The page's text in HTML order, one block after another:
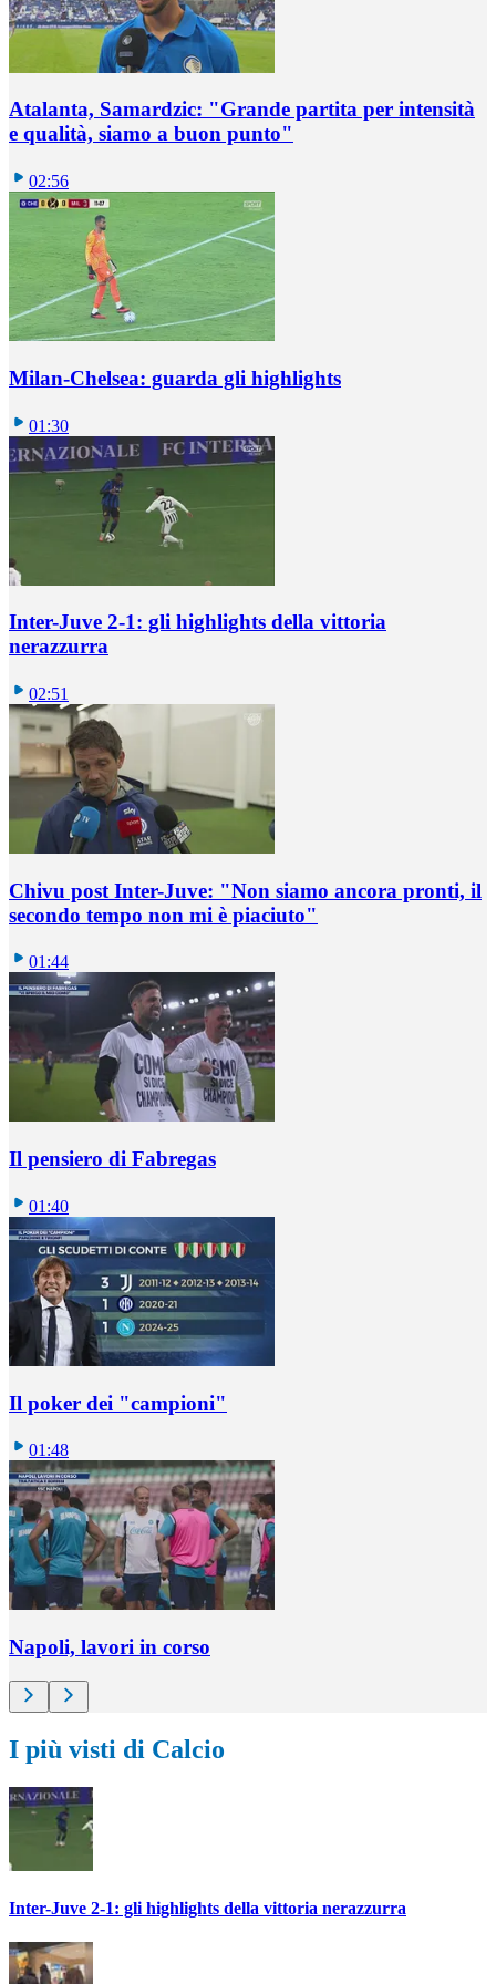
Atalanta, Samardzic: "Grande partita per intensità
e qualità, siamo a buon punto"
02:56
Milan-Chelsea: guarda gli highlights
01:30
Inter-Juve 2-1: gli highlights della vittoria
nerazzurra
02:51
Chivu post Inter-Juve: "Non siamo ancora pronti, il
secondo tempo non mi è piaciuto"
01:44
Il pensiero di Fabregas
01:40
Il poker dei "campioni"
01:48
Napoli, lavori in corso
I più visti di Calcio
Inter-Juve 2-1: gli highlights della vittoria nerazzurra